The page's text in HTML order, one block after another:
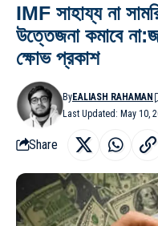
IMF সাহায্য না
উত্তেজনা কমাবে
ক্ষোভ প্রকাশ
Last Updated: May 10,
ByEALIASH RAHAMAN
Share